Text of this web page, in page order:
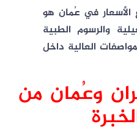
الأسعار في عُمان هو
والرسوم الطبية
العالية داخل
وعُمان من